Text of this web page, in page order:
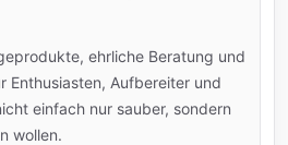
ehrliche Beratung und
Enthusiasten, Aufbereiter und
einfach nur sauber, sondern
wollen.